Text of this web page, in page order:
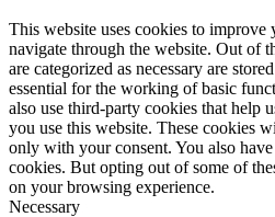
This website uses cookies to
navigate through the website. Out of
are categorized as necessary are
essential for the working of basic
also use third-party cookies that help
you use this website. These cookies
only with your consent. You also
cookies. But opting out of some of
on your browsing experience.
Necessary